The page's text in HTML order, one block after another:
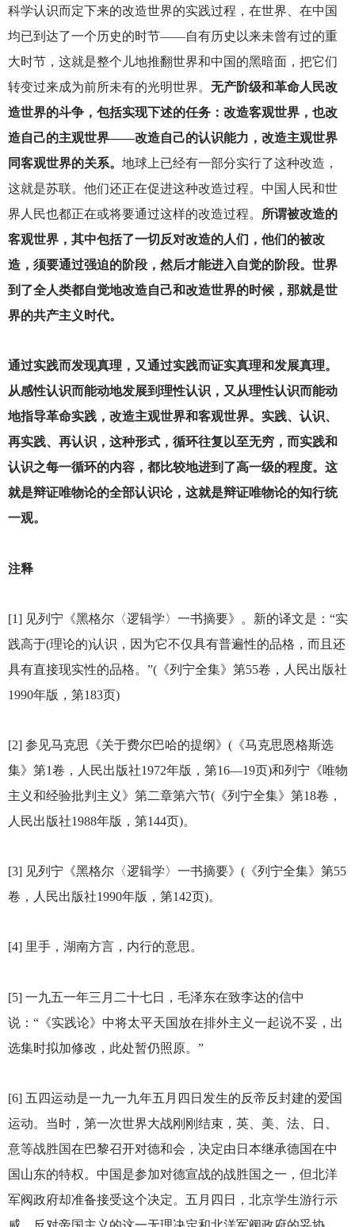
科学认识而定下来的改造世界的实践过程，在世界、在中国
均已到达了一个历史的时节——自有历史以来未曾有过的重
大时节，这就是整个儿地推翻世界和中国的黑暗面，把它们
转变过来成为前所未有的光明世界。 无产阶级和革命人民改
造世界的斗争，包括实现下述的任务：改造客观世界，也改
造自己的主观世界——改造自己的认识能力，改造主观世界
同客观世界的关系。 地球上已经有一部分实行了这种改造，
这就是苏联。他们还正在促进这种改造过程。中国人民和世
界人民也都正在或将要通过这样的改造过程。
所谓被改造的
客观世界，其中包括了一切反对改造的人们，他们的被改
造，须要通过强迫的阶段，然后才能进入自觉的阶段。世界
到了全人类都自觉地改造自己和改造世界的时候，那就是世
界的共产主义时代。
通过实践而发现真理，又通过实践而证实真理和发展真理。
从感性认识而能动地发展到理性认识，又从理性认识而能动
地指导革命实践，改造主观世界和客观世界。实践、认识、
再实践、再认识，这种形式，循环往复以至无穷，而实践和
认识之每一循环的内容，都比较地进到了高一级的程度。这
就是辩证唯物论的全部认识论，这就是辩证唯物论的知行统
一观。
注释
[1] 见列宁《黑格尔〈逻辑学〉一书摘要》。新的译文是：“实
践高于(理论的)认识，因为它不仅具有普遍性的品格，而且还
具有直接现实性的品格。”(《列宁全集》第55卷，人民出版社
1990年版，第183页)
[2] 参见马克思《关于费尔巴哈的提纲》(《马克思恩格斯选
集》第1卷，人民出版社1972年版，第16—19页)和列宁《唯物
主义和经验批判主义》第二章第六节(《列宁全集》第18卷，
人民出版社1988年版，第144页)。
[3] 见列宁《黑格尔〈逻辑学〉一书摘要》(《列宁全集》第55
卷，人民出版社1990年版，第142页)。
[4] 里手，湖南方言，内行的意思。
[5] 一九五一年三月二十七日，毛泽东在致李达的信中
说：“《实践论》中将太平天国放在排外主义一起说不妥，出
选集时拟加修改，此处暂仍照原。”
[6] 五四运动是一九一九年五月四日发生的反帝反封建的爱国
运动。当时，第一次世界大战刚刚结束，英、美、法、日、
意等战胜国在巴黎召开对德和会，决定由日本继承德国在中
国山东的特权。中国是参加对德宣战的战胜国之一，但北洋
军阀政府却准备接受这个决定。五月四日，北京学生游行示